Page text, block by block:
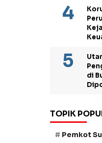
di
TOPIK
Pemkot